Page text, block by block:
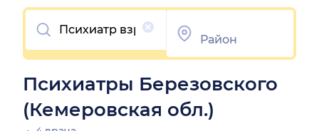
Очистить
Психиатры Березовского
(Кемеровская обл.)